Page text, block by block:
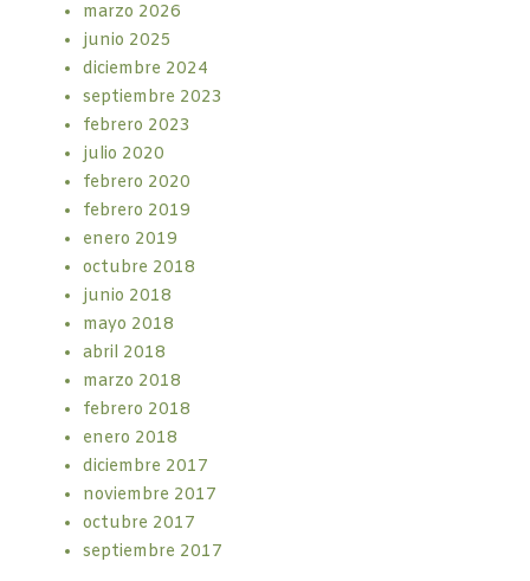
marzo 2026
junio 2025
diciembre 2024
septiembre 2023
febrero 2023
julio 2020
febrero 2020
febrero 2019
enero 2019
octubre 2018
junio 2018
mayo 2018
abril 2018
marzo 2018
febrero 2018
enero 2018
diciembre 2017
noviembre 2017
octubre 2017
septiembre 2017